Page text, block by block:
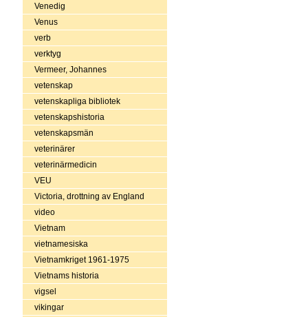
Venedig
Venus
verb
verktyg
Vermeer, Johannes
vetenskap
vetenskapliga bibliotek
vetenskapshistoria
vetenskapsmän
veterinärer
veterinärmedicin
VEU
Victoria, drottning av England
video
Vietnam
vietnamesiska
Vietnamkriget 1961-1975
Vietnams historia
vigsel
vikingar